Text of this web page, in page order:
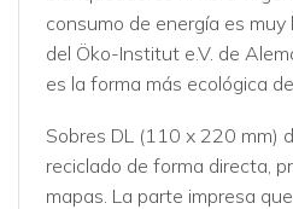
consumo de energía es
del Öko-Institut e.V. de
es la forma más ecológica
Sobres DL (110 x 220 mm)
reciclado de forma directa,
mapas. La parte impresa